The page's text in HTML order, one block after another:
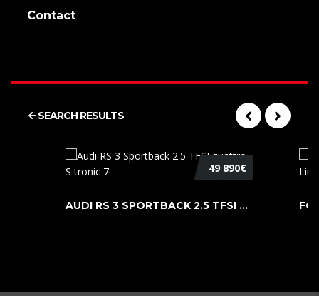
Contact
SEARCH RESULTS
49 890€
AUDI RS 3 SPORTBACK 2.5 TFSI QUATTR ...